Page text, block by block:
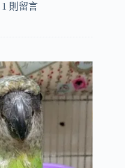
1 則留言